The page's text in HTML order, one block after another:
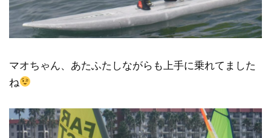
マオちゃん、あたふたしながらも上手に乗れてました
ね